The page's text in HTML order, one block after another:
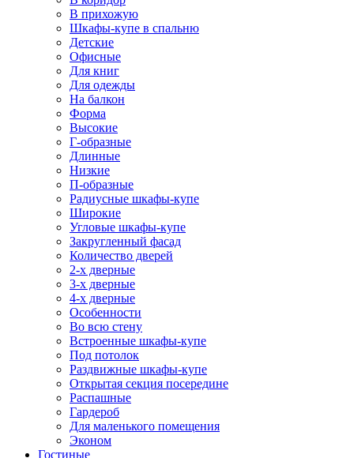
В прихожую
Шкафы-купе в спальню
Детские
Офисные
Для книг
Для одежды
На балкон
Форма
Высокие
Г-образные
Длинные
Низкие
П-образные
Радиусные шкафы-купе
Широкие
Угловые шкафы-купе
Закругленный фасад
Количество дверей
2-х дверные
3-х дверные
4-х дверные
Особенности
Во всю стену
Встроенные шкафы-купе
Под потолок
Раздвижные шкафы-купе
Открытая секция посередине
Распашные
Гардероб
Для маленького помещения
Эконом
Гостиные